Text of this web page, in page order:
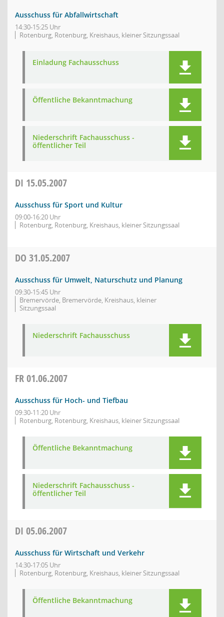
Ausschuss für Abfallwirtschaft
14:30-15:25 Uhr
Rotenburg, Rotenburg, Kreishaus, kleiner Sitzungssaal
Einladung Fachausschuss
Öffentliche Bekanntmachung
Niederschrift Fachausschuss -
öffentlicher Teil
DI 15.05.2007
Ausschuss für Sport und Kultur
09:00-16:20 Uhr
Rotenburg, Rotenburg, Kreishaus, kleiner Sitzungssaal
DO 31.05.2007
Ausschuss für Umwelt, Naturschutz und Planung
09:30-15:45 Uhr
Bremervörde, Bremervörde, Kreishaus, kleiner
Sitzungssaal
Niederschrift Fachausschuss
FR01.06.2007
Ausschuss für Hoch- und Tiefbau
09:30-11:20 Uhr
Rotenburg, Rotenburg, Kreishaus, kleiner Sitzungssaal
Öffentliche Bekanntmachung
Niederschrift Fachausschuss -
öffentlicher Teil
DI 05.06.2007
Ausschuss für Wirtschaft und Verkehr
14:30-17:05 Uhr
Rotenburg, Rotenburg, Kreishaus, kleiner Sitzungssaal
Öffentliche Bekanntmachung